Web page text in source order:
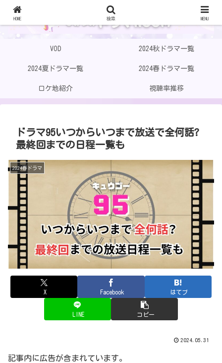
VOD 2024秋ドラマ一覧
2024夏ドラマ一覧 2024春ドラマ一覧
ロケ地紹介 視聴率推移
ドラマ95いつからいつまで放送で全何話?
最終回までの日程一覧も
2024春ドラマ
X Facebook はてブ
LINE コピー
2024.05.31
記事内に広告が含まれています。
HOME 検索 MENU